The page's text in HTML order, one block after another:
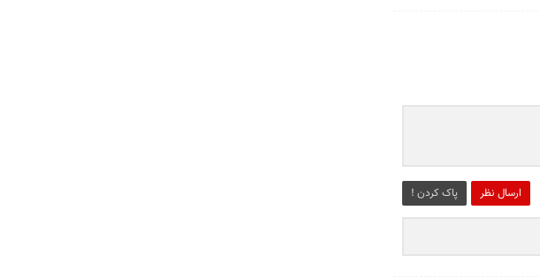
ارسال نظر پاک کردن !